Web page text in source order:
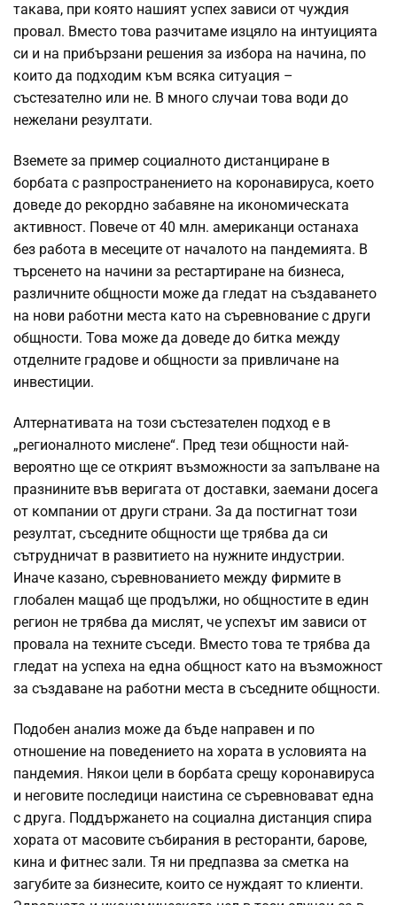
такава, при която нашият успех зависи от чуждия
провал. Вместо това разчитаме изцяло на интуицията
си и на прибързани решения за избора на начина, по
които да подходим към всяка ситуация –
състезателно или не. В много случаи това води до
нежелани резултати.
Вземете за пример социалното дистанциране в
борбата с разпространението на коронавируса, което
доведе до рекордно забавяне на икономическата
активност. Повече от 40 млн. американци останаха
без работа в месеците от началото на пандемията. В
търсенето на начини за рестартиране на бизнеса,
различните общности може да гледат на създаването
на нови работни места като на съревнование с други
общности. Това може да доведе до битка между
отделните градове и общности за привличане на
инвестиции.
Алтернативата на този състезателен подход е в
„регионалното мислене“. Пред тези общности най-
вероятно ще се открият възможности за запълване на
празнините във веригата от доставки, заемани досега
от компании от други страни. За да постигнат този
резултат, съседните общности ще трябва да си
сътрудничат в развитието на нужните индустрии.
Иначе казано, съревнованието между фирмите в
глобален мащаб ще продължи, но общностите в един
регион не трябва да мислят, че успехът им зависи от
провала на техните съседи. Вместо това те трябва да
гледат на успеха на една общност като на възможност
за създаване на работни места в съседните общности.
Подобен анализ може да бъде направен и по
отношение на поведението на хората в условията на
пандемия. Някои цели в борбата срещу коронавируса
и неговите последици наистина се съревновават една
с друга. Поддържането на социална дистанция спира
хората от масовите събирания в ресторанти, барове,
кина и фитнес зали. Тя ни предпазва за сметка на
загубите за бизнесите, които се нуждаят то клиенти.